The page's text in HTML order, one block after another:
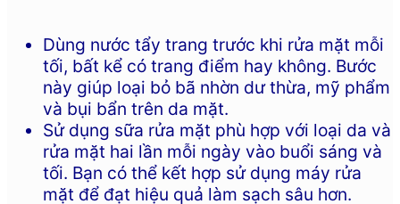
Dùng nước tẩy trang trước khi rửa mặt mỗi
tối, bất kể có trang điểm hay không. Bước
này giúp loại bỏ bã nhờn dư thừa, mỹ phẩm
và bụi bẩn trên da mặt.
Sử dụng sữa rửa mặt phù hợp với loại da và
rửa mặt hai lần mỗi ngày vào buổi sáng và
tối. Bạn có thể kết hợp sử dụng máy rửa
mặt để đạt hiệu quả làm sạch sâu hơn.